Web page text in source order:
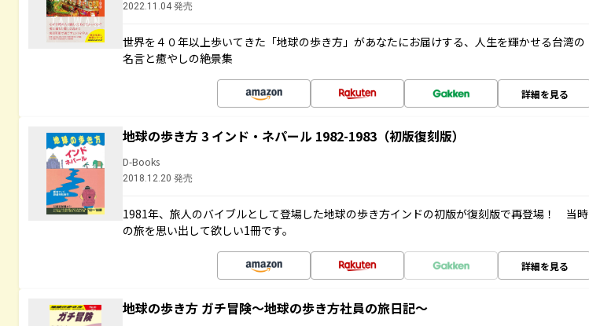
2022.11.04 発売
世界を４０年以上歩いてきた「地球の歩き方」があなたにお届けする、人生を輝かせる台湾の
名言と癒やしの絶景集
詳細を見る
地球の歩き方 3 インド・ネパール 1982-1983（初版復刻版）
D-Books
2018.12.20 発売
1981年、旅人のバイブルとして登場した地球の歩き方インドの初版が復刻版で再登場！ 当時
の旅を思い出して欲しい1冊です。
詳細を見る
地球の歩き方 ガチ冒険～地球の歩き方社員の旅日記～